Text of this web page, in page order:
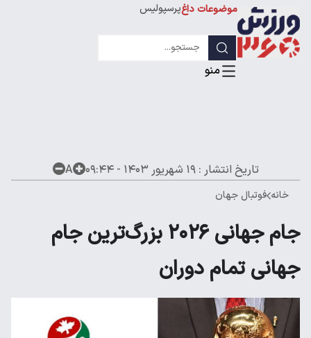
موضوعات داغپرسپولیس
لیگ قهرمانان
تاریخ انتشار :۱۹ شهریور ۱۴۰۳ - ۰۹:۴۴ A
خانه فوتبال جهان
جام جهانی ۲۰۲۶ بزرگ‌ترین جام
جهانی تمام دوران